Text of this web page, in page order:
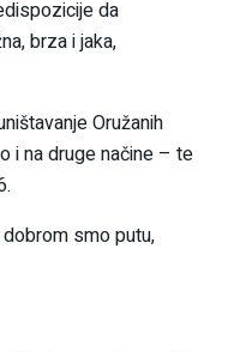
da
brza i jaka,
Oružanih
i na druge načine – te
smo putu,